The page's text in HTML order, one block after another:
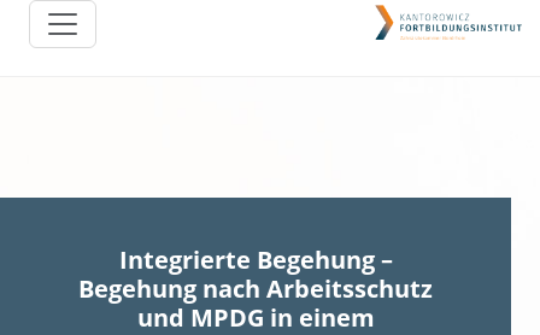
Integrierte Begehung –
Begehung nach Arbeitsschutz
und MPDG in einem